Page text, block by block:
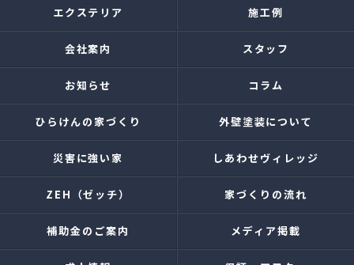
エクステリア 施工例
会社案内 スタッフ
お知らせ コラム
ひらけんの家づくり 外壁塗装について
災害に強い家 しあわせヴィレッジ
ZEH（ゼッチ） 家づくりの流れ
補助金のご案内 メディア掲載